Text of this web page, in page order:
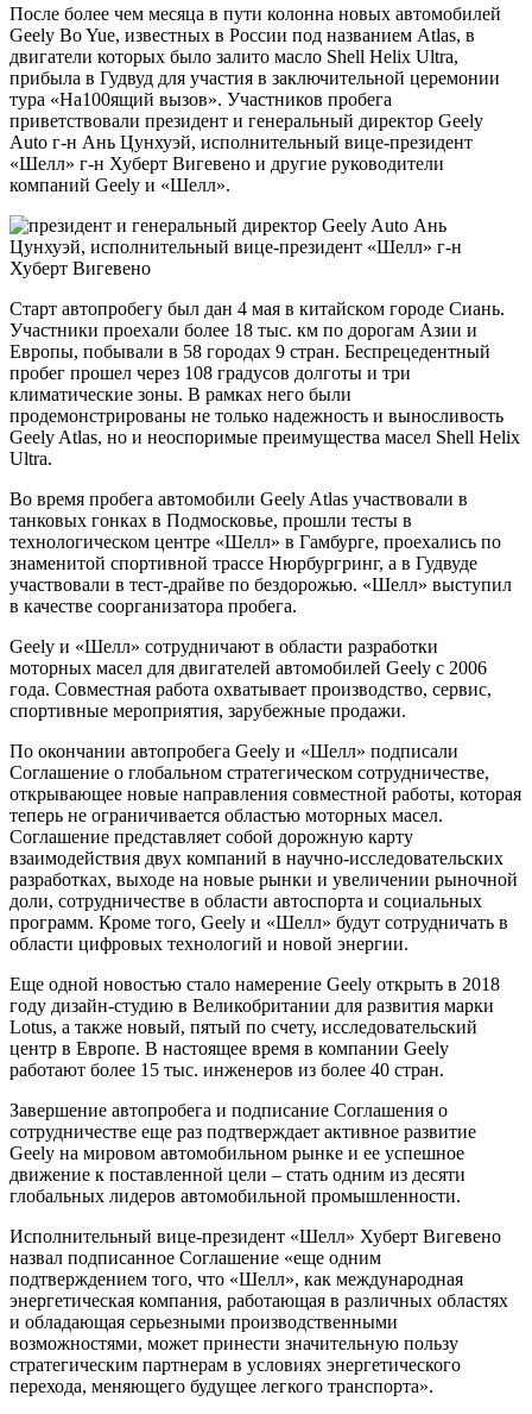
После более чем месяца в пути колонна новых автомобилей
Geely Bo Yue, известных в России под названием Atlas, в
двигатели которых было залито масло Shell Helix Ultra,
прибыла в Гудвуд для участия в заключительной церемонии
тура «На100ящий вызов». Участников пробега
приветствовали президент и генеральный директор Geely
Auto г-н Ань Цунхуэй, исполнительный вице-президент
«Шелл» г-н Хуберт Вигевено и другие руководители
компаний Geely и «Шелл».
Старт автопробегу был дан 4 мая в китайском городе Сиань.
Участники проехали более 18 тыс. км по дорогам Азии и
Европы, побывали в 58 городах 9 стран. Беспрецедентный
пробег прошел через 108 градусов долготы и три
климатические зоны. В рамках него были
продемонстрированы не только надежность и выносливость
Geely Atlas, но и неоспоримые преимущества масел Shell Helix
Ultra.
Во время пробега автомобили Geely Atlas участвовали в
танковых гонках в Подмосковье, прошли тесты в
технологическом центре «Шелл» в Гамбурге, проехались по
знаменитой спортивной трассе Нюрбургринг, а в Гудвуде
участвовали в тест-драйве по бездорожью. «Шелл» выступил
в качестве соорганизатора пробега.
Geely и «Шелл» сотрудничают в области разработки
моторных масел для двигателей автомобилей Geely с 2006
года. Совместная работа охватывает производство, сервис,
спортивные мероприятия, зарубежные продажи.
По окончании автопробега Geely и «Шелл» подписали
Соглашение о глобальном стратегическом сотрудничестве,
открывающее новые направления совместной работы, которая
теперь не ограничивается областью моторных масел.
Соглашение представляет собой дорожную карту
взаимодействия двух компаний в научно-исследовательских
разработках, выходе на новые рынки и увеличении рыночной
доли, сотрудничестве в области автоспорта и социальных
программ. Кроме того, Geely и «Шелл» будут сотрудничать в
области цифровых технологий и новой энергии.
Еще одной новостью стало намерение Geely открыть в 2018
году дизайн-студию в Великобритании для развития марки
Lotus, а также новый, пятый по счету, исследовательский
центр в Европе. В настоящее время в компании Geely
работают более 15 тыс. инженеров из более 40 стран.
Завершение автопробега и подписание Соглашения о
сотрудничестве еще раз подтверждает активное развитие
Geely на мировом автомобильном рынке и ее успешное
движение к поставленной цели – стать одним из десяти
глобальных лидеров автомобильной промышленности.
Исполнительный вице-президент «Шелл» Хуберт Вигевено
назвал подписанное Соглашение «еще одним
подтверждением того, что «Шелл», как международная
энергетическая компания, работающая в различных областях
и обладающая серьезными производственными
возможностями, может принести значительную пользу
стратегическим партнерам в условиях энергетического
перехода, меняющего будущее легкого транспорта».